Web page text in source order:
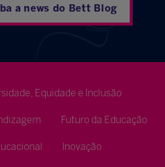
a news do Bett Blog
Equidade e Inclusão
Futuro da Educação
Inovação